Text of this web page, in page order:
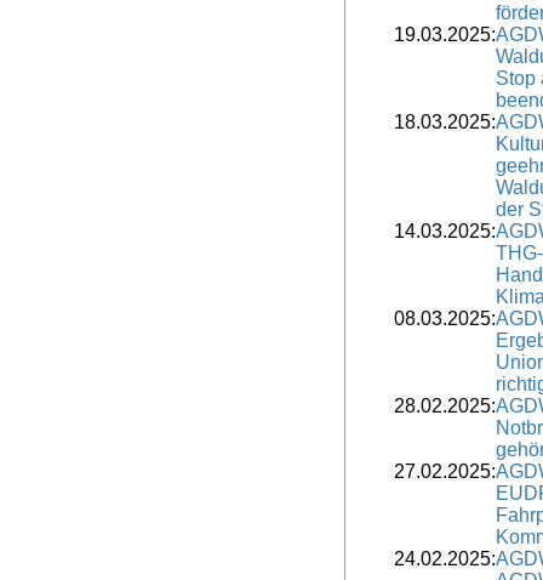
19.03.2025:
Stop
18.03.2025:
der
14.03.2025:
08.03.2025:
28.02.2025:
27.02.2025:
24.02.2025: